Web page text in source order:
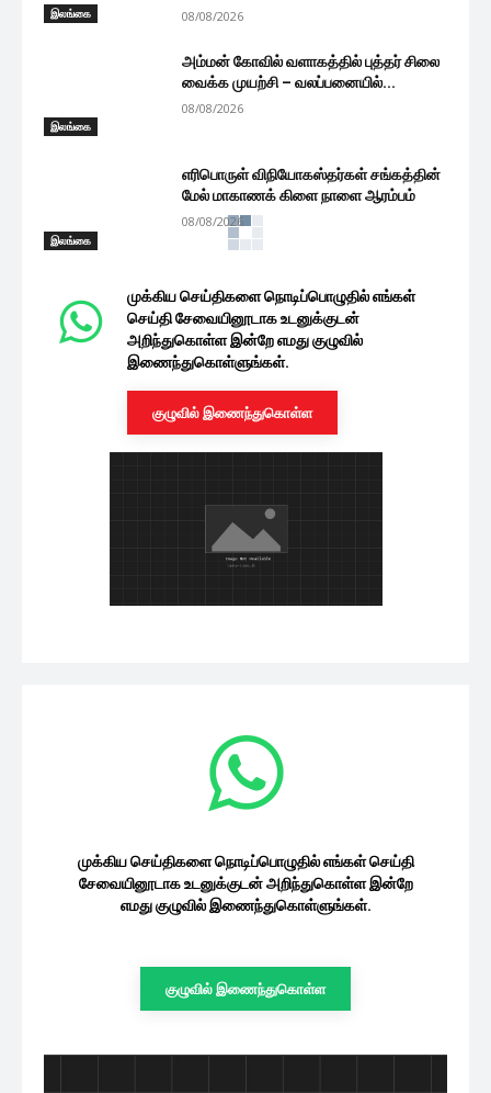
இலங்கை 08/08/2026
இலங்கை
அம்மன் கோவில் வளாகத்தில் புத்தர் சிலை
வைக்க முயற்சி – வலப்பனையில்...
08/08/2026
இலங்கை
எரிபொருள் விநியோகஸ்தர்கள் சங்கத்தின்
மேல் மாகாணக் கிளை நாளை ஆரம்பம்
08/08/2026
முக்கிய செய்திகளை நொடிப்பொழுதில் எங்கள்
செய்தி சேவையினூடாக உடனுக்குடன்
அறிந்துகொள்ள இன்றே எமது குழுவில்
இணைந்துகொள்ளுங்கள்.
குழுவில் இணைந்துகொள்ள
முக்கிய செய்திகளை நொடிப்பொழுதில் எங்கள் செய்தி
சேவையினூடாக உடனுக்குடன் அறிந்துகொள்ள இன்றே
எமது குழுவில் இணைந்துகொள்ளுங்கள்.
குழுவில் இணைந்துகொள்ள